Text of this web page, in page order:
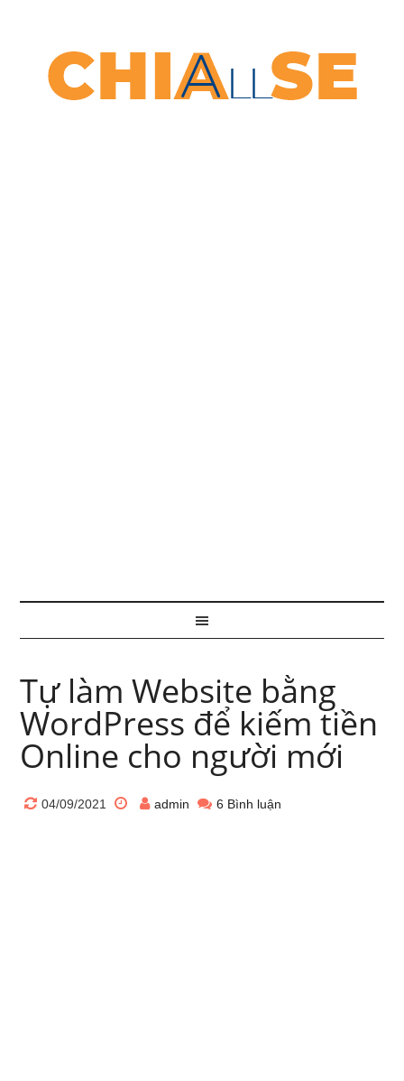
Tự làm Website bằng
WordPress để kiếm tiền
Online cho người mới
04/09/2021 admin 6 Bình luận